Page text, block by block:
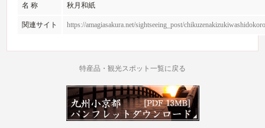
名 称 秋月和紙
関連サイト https://amagiasakura.net/sightseeing_post/
特産品・観光スポット一覧に戻る